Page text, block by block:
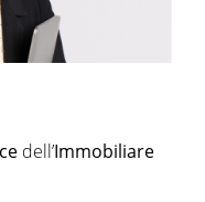
dell’Immobiliare